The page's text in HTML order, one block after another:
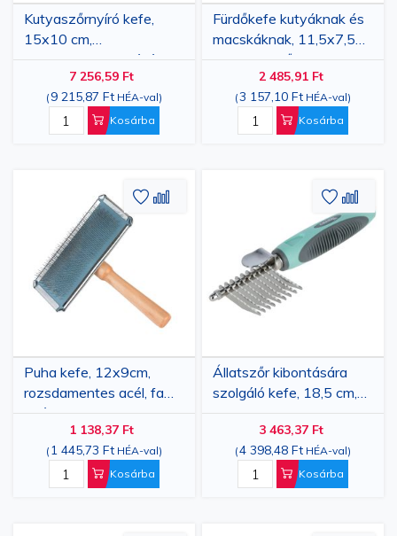
Kutyaszőrnyíró kefe,
15x10 cm,
rozsdamentes acél és
szilikon, szürke/zöld
7 256,59 Ft
( 9 215,87 Ft HÉA-val)
Kosárba
Fürdőkefe kutyáknak és
macskáknak, 11,5x7,5
cm, 100 ml űrtartalom
2 485,91 Ft
(3 157,10 Ft HÉA-val)
Kosárba
Puha kefe, 12x9cm,
rozsdamentes acél, fa
nyél
1 138,37 Ft
( 1 445,73 Ft HÉA-val)
Kosárba
Hozzáadás
Hozzáadás
összehasonlításhoz
Állatszőr kibontására
szolgáló kefe, 18,5 cm,
szürke/zöld
3 463,37 Ft
(4 398,48 Ft HÉA-val)
Kosárba
a az